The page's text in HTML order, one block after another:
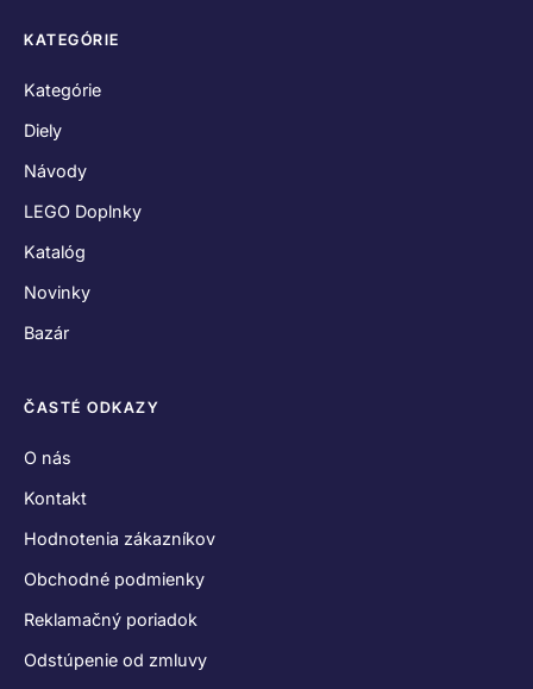
KATEGÓRIE
Kategórie
Diely
Návody
LEGO Doplnky
Katalóg
Novinky
Bazár
ČASTÉ ODKAZY
O nás
Kontakt
Hodnotenia zákazníkov
Obchodné podmienky
Reklamačný poriadok
Odstúpenie od zmluvy